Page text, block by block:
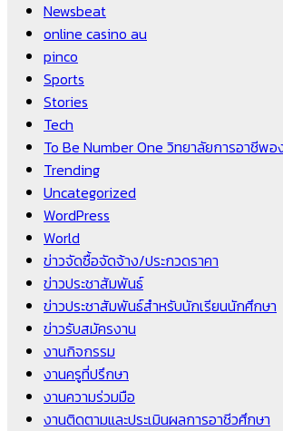
Newsbeat
online casino au
pinco
Sports
Stories
Tech
To Be Number One วิทยาลัยการอาชีพ
Trending
Uncategorized
WordPress
World
ข่าวจัดซื้อจัดจ้าง/ประกวดราคา
ข่าวประชาสัมพันธ์
ข่าวประชาสัมพันธ์สำหรับนักเรียนนักศึกษา
ข่าวรับสมัครงาน
งานกิจกรรม
งานครูที่ปรึกษา
งานความร่วมมือ
งานติดตามและประเมินผลการอาชีวศึกษา